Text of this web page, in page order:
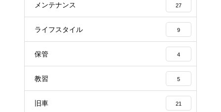
メンテナンス 27
ライフスタイル 9
保管 4
教習 5
旧車 21